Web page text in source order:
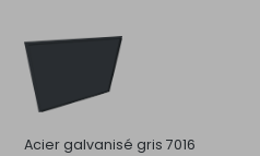
Acier galvanisé gris 7016